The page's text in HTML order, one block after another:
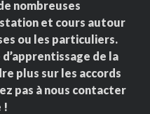
nombreuses
et cours autour
ou les particuliers.
d’apprentissage de la
plus sur les accords
pas à nous contacter
!